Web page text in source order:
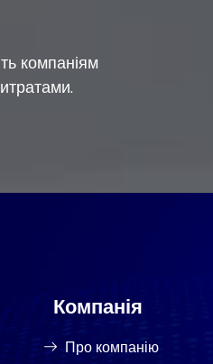
компаніям
Компанія
Про компанію